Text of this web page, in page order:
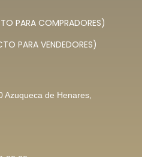
PARA COMPRADORES)
PARA VENDEDORES)
Azuqueca de Henares,